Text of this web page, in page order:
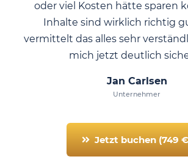
oder viel Kosten hätte sparen
Inhalte sind wirklich richtig
vermittelt das alles sehr
mich jetzt deutlich
Jan Carlsen
Unternehmer
Jetzt buchen (749